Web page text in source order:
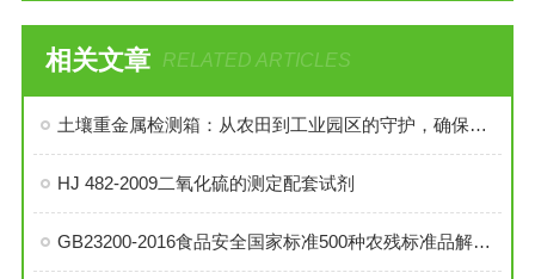
相关文章 RELATED ARTICLES
土壤重金属检测箱：从农田到工业园区的守护，确保土壤健康与安全
HJ 482-2009二氧化硫的测定配套试剂
GB23200-2016食品安全国家标准500种农残标准品解决方案